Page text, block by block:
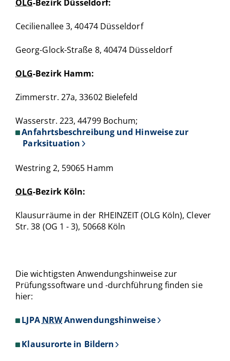
OLG-Bezirk Düsseldorf:
Cecilienallee 3, 40474 Düsseldorf
Georg-Glock-Straße 8, 40474 Düsseldorf
OLG-Bezirk Hamm:
Zimmerstr. 27a, 33602 Bielefeld
Wasserstr. 223, 44799 Bochum;
Anfahrtsbeschreibung und Hinweise zur
Parksituation
Westring 2, 59065 Hamm
OLG-Bezirk Köln:
Klausurräume in der RHEINZEIT (OLG Köln), Clever
Str. 38 (OG 1 - 3), 50668 Köln
Die wichtigsten Anwendungshinweise zur
Prüfungssoftware und -durchführung finden sie
hier:
LJPA NRWAnwendungshinweise
Klausurorte in Bildern